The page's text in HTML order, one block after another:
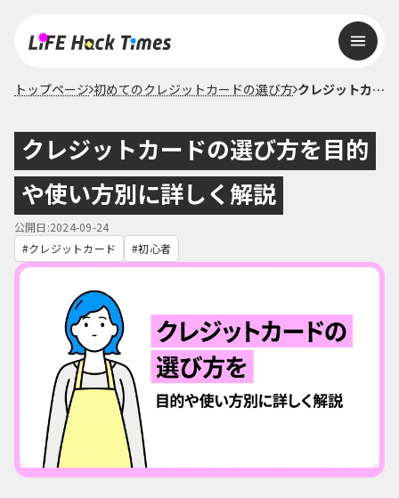
トップページ 初めてのクレジットカードの選び方 クレジットカードの選び方を目的や使い方別に詳しく解説
クレジットカードの選び方を目的
や使い方別に詳しく解説
公開日:2024-09-24
クレジットカード
初心者